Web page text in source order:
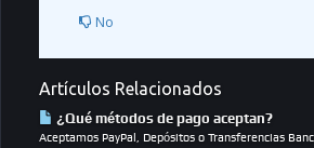
No
Artículos Relacionados
¿Qué métodos de pago aceptan?
Aceptamos PayPal, Depósitos o Transferencias